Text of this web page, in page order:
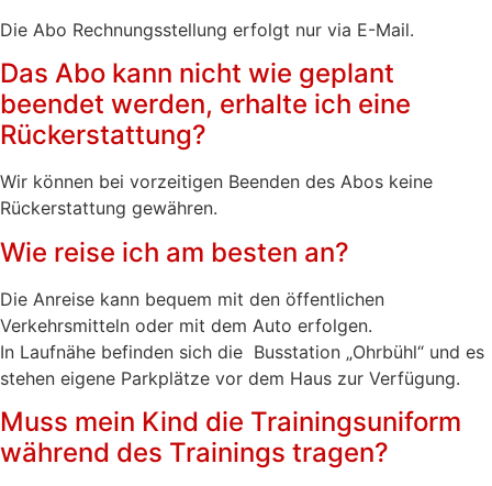
Die Abo Rechnungsstellung erfolgt nur via E-Mail.
Das Abo kann nicht wie geplant
beendet werden, erhalte ich eine
Rückerstattung?
Wir können bei vorzeitigen Beenden des Abos keine
Rückerstattung gewähren.
Wie reise ich am besten an?
Die Anreise kann bequem mit den öffentlichen
Verkehrsmitteln oder mit dem Auto erfolgen.
In Laufnähe befinden sich die Busstation „Ohrbühl“ und es
stehen eigene Parkplätze vor dem Haus zur Verfügung.
Muss mein Kind die Trainingsuniform
während des Trainings tragen?